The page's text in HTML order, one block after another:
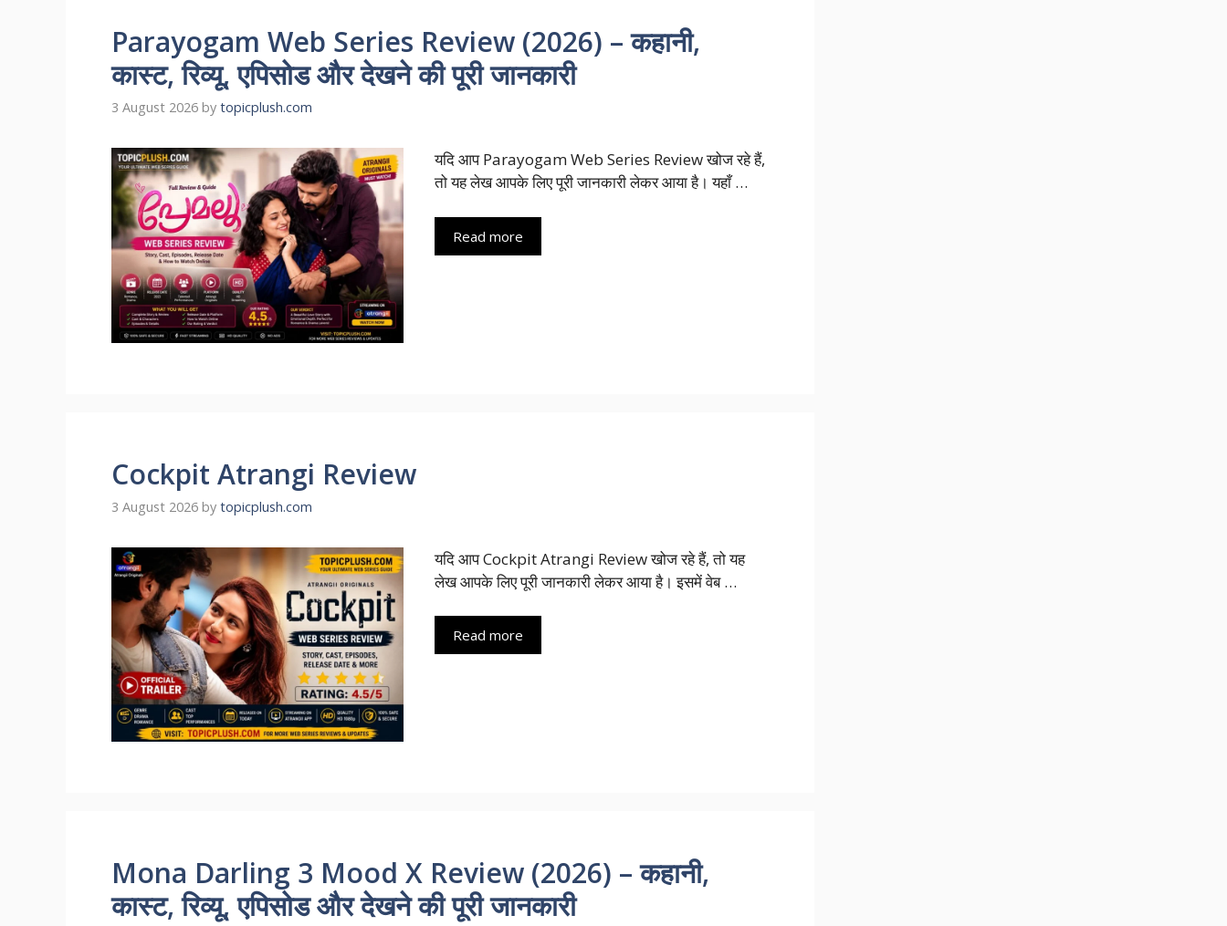
Parayogam Web Series Review (2026) – कहानी,
कास्ट, रिव्यू, एपिसोड और देखने की पूरी जानकारी
3 August 2026 by topicplush.com
यदि आप Parayogam Web Series Review खोज रहे हैं,
तो यह लेख आपके लिए पूरी जानकारी लेकर आया है। यहाँ …
Read more
Cockpit Atrangi Review
3 August 2026 by topicplush.com
यदि आप Cockpit Atrangi Review खोज रहे हैं, तो यह
लेख आपके लिए पूरी जानकारी लेकर आया है। इसमें वेब …
Read more
Mona Darling 3 Mood X Review (2026) – कहानी,
कास्ट, रिव्यू, एपिसोड और देखने की पूरी जानकारी